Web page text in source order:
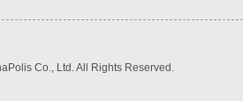
Co., Ltd. All Rights Reserved.